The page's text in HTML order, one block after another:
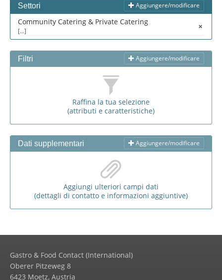
Aggiungere/modificare
Settori
Community Catering & Private Catering
[...]
Aggiungere/modificare
Filtri
Raffina la tua selezione
(attributi e caratteristiche)
Aggiungere/modificare
Dati supplementari
Aggiungi ulteriori campi dati
(dettagli di contatto e informazioni aggiuntive)
Gastro & Food Contact (International)
Oberer Pitzeweg 8
6423 Moetz, Austria